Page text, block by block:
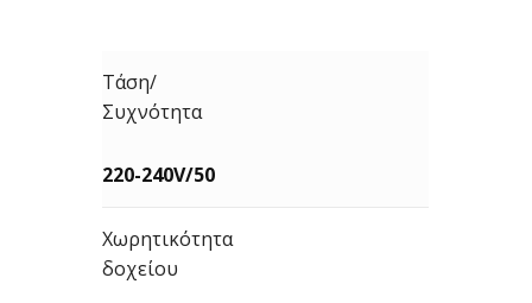
Τάση/
Συχνότητα
220-240V/50
Χωρητικότητα
δοχείου